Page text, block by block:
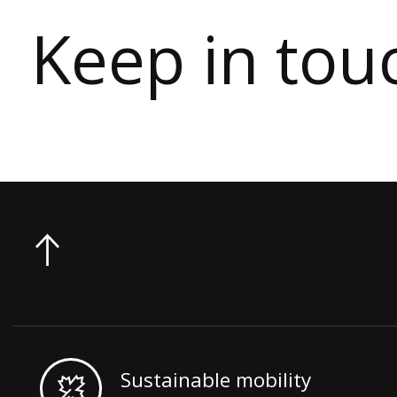
Keep in
Sustainable mobility